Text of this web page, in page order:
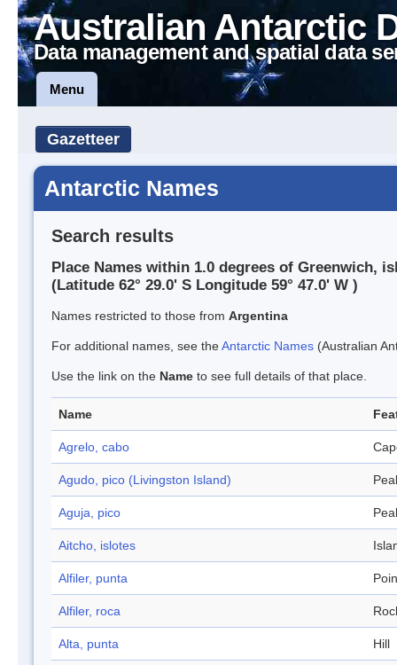
Australian Antarctic
Data management and spatial data
Menu
Gazetteer
Antarctic Names
Search results
Place Names within 1.0 degrees of Greenwich,
(Latitude 62° 29.0' S Longitude 59° 47.0' W )
Names restricted to those from Argentina
For additional names, see theAntarctic Names (Australian
Use the link on the Name to see full details of that place.
Name
Agrelo, cabo
Agudo, pico (Livingston Island)
Aguja, pico
Aitcho, islotes
Alfiler, punta
Alfiler, roca
Alta, punta Hill